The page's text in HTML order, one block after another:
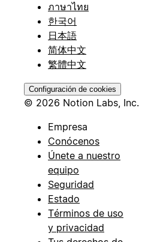
ภาษาไทย
한국어
日本語
简体中文
繁體中文
Configuración de cookies
© 2026 Notion Labs, Inc.
Empresa
Conócenos
Únete a nuestro
equipo
Seguridad
Estado
Términos de uso
y privacidad